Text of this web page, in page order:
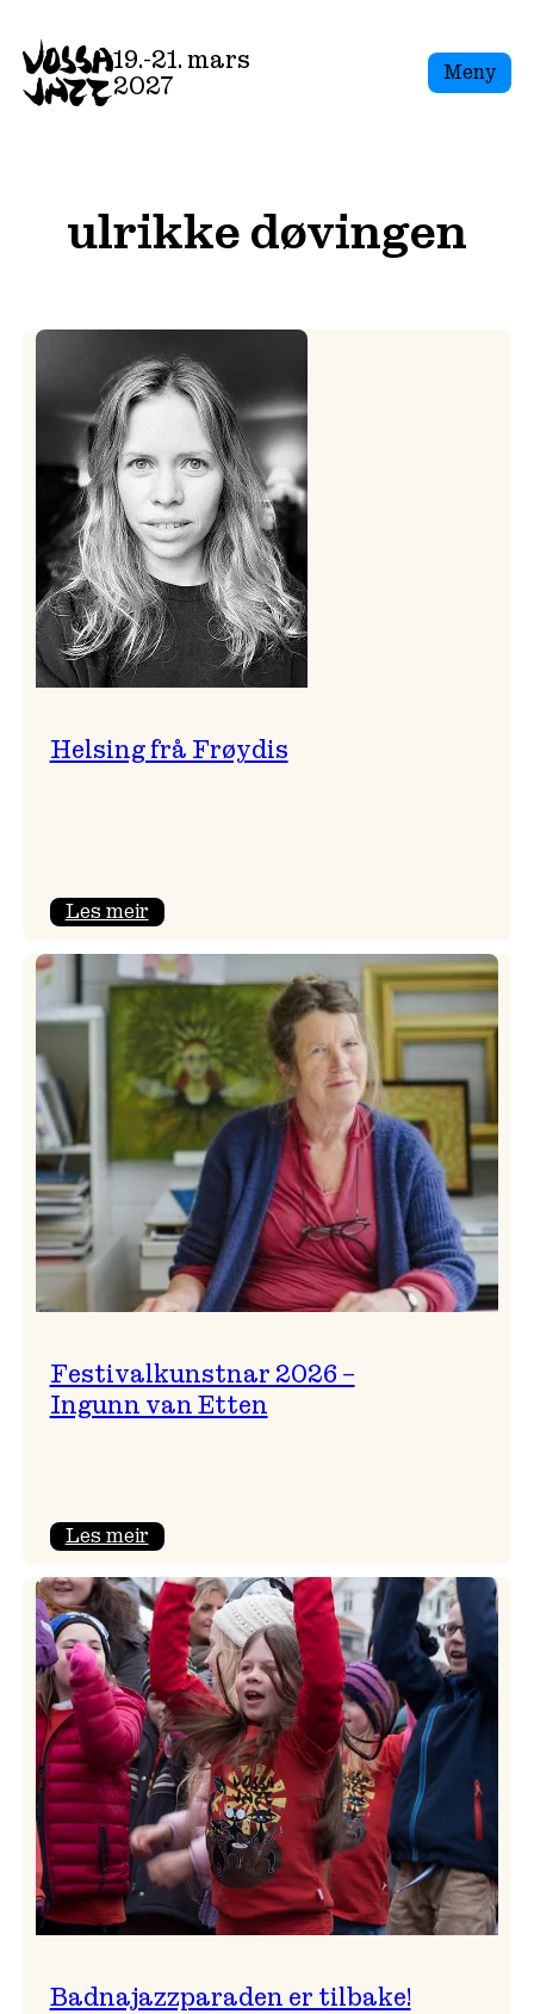
to
content
19.-21. mars
2027
Meny
ulrikke døvingen
Helsing frå Frøydis
Les meir:
frå
Frøydis
Festivalkunstnar 2026 –
Ingunn van Etten
Les meir:
2026
–
Ingunn van Etten
Badnajazzparaden er tilbake!